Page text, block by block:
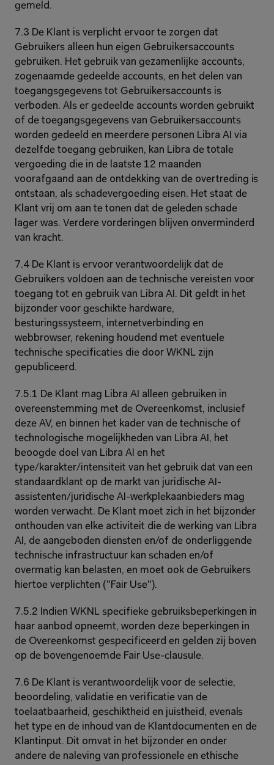
gemeld.
7.3 De Klant is verplicht ervoor te zorgen dat
Gebruikers alleen hun eigen Gebruikersaccounts
gebruiken. Het gebruik van gezamenlijke accounts,
zogenaamde gedeelde accounts, en het delen van
toegangsgegevens tot Gebruikersaccounts is
verboden. Als er gedeelde accounts worden gebruikt
of de toegangsgegevens van Gebruikersaccounts
worden gedeeld en meerdere personen Libra AI via
dezelfde toegang gebruiken, kan Libra de totale
vergoeding die in de laatste 12 maanden
voorafgaand aan de ontdekking van de overtreding is
ontstaan, als schadevergoeding eisen. Het staat de
Klant vrij om aan te tonen dat de geleden schade
lager was. Verdere vorderingen blijven onverminderd
van kracht.
7.4 De Klant is ervoor verantwoordelijk dat de
Gebruikers voldoen aan de technische vereisten voor
toegang tot en gebruik van Libra AI. Dit geldt in het
bijzonder voor geschikte hardware,
besturingssysteem, internetverbinding en
webbrowser, rekening houdend met eventuele
technische specificaties die door WKNL zijn
gepubliceerd.
7.5.1 De Klant mag Libra AI alleen gebruiken in
overeenstemming met de Overeenkomst, inclusief
deze AV, en binnen het kader van de technische of
technologische mogelijkheden van Libra AI, het
beoogde doel van Libra AI en het
type/karakter/intensiteit van het gebruik dat van een
standaardklant op de markt van juridische AI-
assistenten/juridische AI-werkplekaanbieders mag
worden verwacht. De Klant moet zich in het bijzonder
onthouden van elke activiteit die de werking van Libra
AI, de aangeboden diensten en/of de onderliggende
technische infrastructuur kan schaden en/of
overmatig kan belasten, en moet ook de Gebruikers
hiertoe verplichten ("Fair Use").
7.5.2 Indien WKNL specifieke gebruiksbeperkingen in
haar aanbod opneemt, worden deze beperkingen in
de Overeenkomst gespecificeerd en gelden zij boven
op de bovengenoemde Fair Use-clausule.
7.6 De Klant is verantwoordelijk voor de selectie,
beoordeling, validatie en verificatie van de
toelaatbaarheid, geschiktheid en juistheid, evenals
het type en de inhoud van de Klantdocumenten en de
Klantinput. Dit omvat in het bijzonder en onder
andere de naleving van professionele en ethische